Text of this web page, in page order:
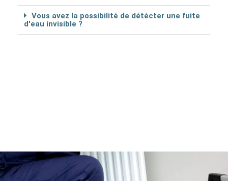
Vous avez la possibilité de détécter une fuite
d'eau invisible ?